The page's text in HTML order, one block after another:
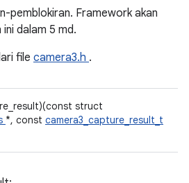
pemblokiran. Framework akan
dalam 5 md.
file camera3.h .
struct
*, const camera3_capture_result_t